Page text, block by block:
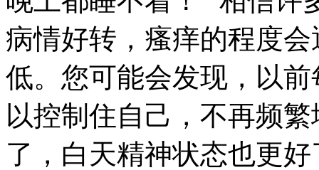
病情好转，瘙痒的程度
低。您可能会发现，以
以控制住自己，不再频
了，白天精神状态也更